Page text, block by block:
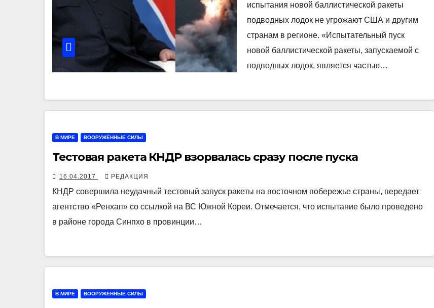
испытания новой баллистической ракеты
подводных лодок не угрожают США и другим
странам в регионе. «Испытательный пуск
новой баллистической ракеты, запускаемой с
подводных лодок, является частью…
В МИРЕ ВООРУЖЁННЫЕ СИЛЫ
Тестовая ракета КНДР взорвалась сразу после пуска
16.04.2017 РЕДАКЦИЯ
КНДР совершила неудачный тестовый запуск ракеты на восточном побережье страны, передает
агентство «Ренхап» со ссылкой на ВС Южной Кореи. Отмечается, что испытание было проведено
в районе города Синпхо в провинции…
В МИРЕ ВООРУЖЁННЫЕ СИЛЫ